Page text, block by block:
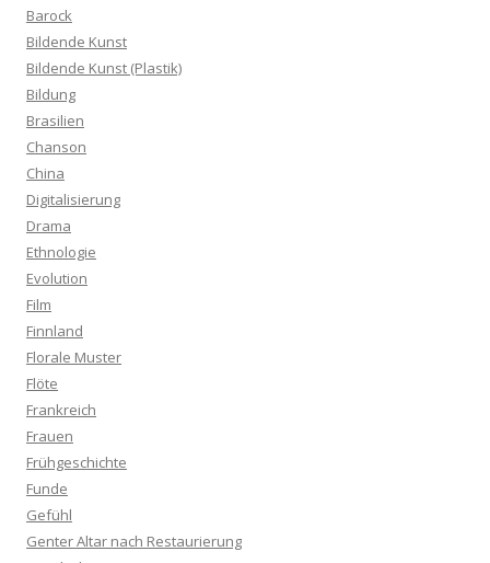
Barock
Bildende Kunst
Bildende Kunst (Plastik)
Bildung
Brasilien
Chanson
China
Digitalisierung
Drama
Ethnologie
Evolution
Film
Finnland
Florale Muster
Flöte
Frankreich
Frauen
Frühgeschichte
Funde
Gefühl
Genter Altar nach Restaurierung